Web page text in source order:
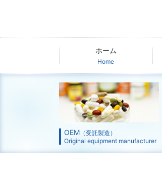
ホーム
Home
OEM（受託製造）
Original equipment manufacturer